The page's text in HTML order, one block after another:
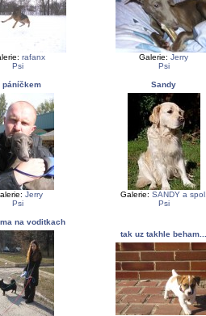
rafanx
Psi
Galerie: Jerry
Psi
páníčkem
Jerry
Psi
Sandy
Galerie: SANDY a spol.
Psi
na voditkach
tak uz takhle beham...